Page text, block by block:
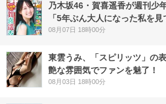
乃木坂46・賀喜遥香が週刊少
「5年ぶん大人になった私を見
08月07日 18時00分
東雲うみ、「スピリッツ」の
艶な雰囲気でファンを魅了！
08月03日 18時00分